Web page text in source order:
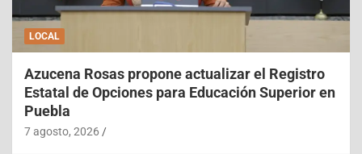
LOCAL
Azucena Rosas propone actualizar el Registro
Estatal de Opciones para Educación Superior en
Puebla
7 agosto, 2026